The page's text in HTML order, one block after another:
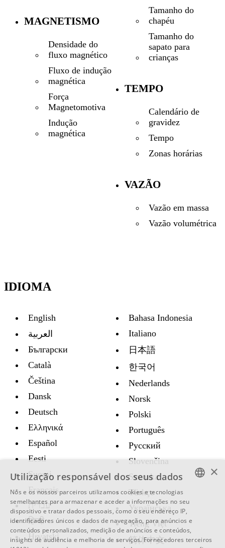
MAGNETISMO
Densidade do
fluxo magnético
Fluxo de indução
magnética
Força
Magnetomotiva
Indução
magnética
Tamanho do
chapéu
Tamanho do
sapato para
crianças
TEMPO
Calendário de
gravidez
Tempo
Zonas horárias
VAZÃO
Vazão em massa
Vazão volumétrica
IDIOMA
English
العربية
Български
Català
Čeština
Dansk
Deutsch
Ελληνικά
Español
Eesti
Suomi
Français
עברית
हिन्दी
Hrvatski
Bahasa Indonesia
Italiano
日本語
한국어
Nederlands
Norsk
Polski
Português
Русский
Slovenčina
Svenska
Türkçe
Украïнська
Tiếng Việt
简体中文
SWEDISH
SPANISH
×
Utilização responsável dos seus dados
Nós e os nossos parceiros utilizamos cookies e tecnologias
semelhantes para armazenar e aceder a informações no seu
dispositivo e tratar dados pessoais, como o seu endereço IP,
identificadores únicos e dados de navegação, para anúncios e
conteúdos personalizados, medição de anúncios e conteúdos,
insights de audiência e melhoria de serviços.Fornecedores terceiros